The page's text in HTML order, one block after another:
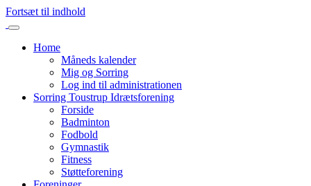
Fortsæt til indhold
Home
Måneds kalender
Mig og Sorring
Log ind til administrationen
Sorring Toustrup Idrætsforening
Forside
Badminton
Fodbold
Gymnastik
Fitness
Støtteforening